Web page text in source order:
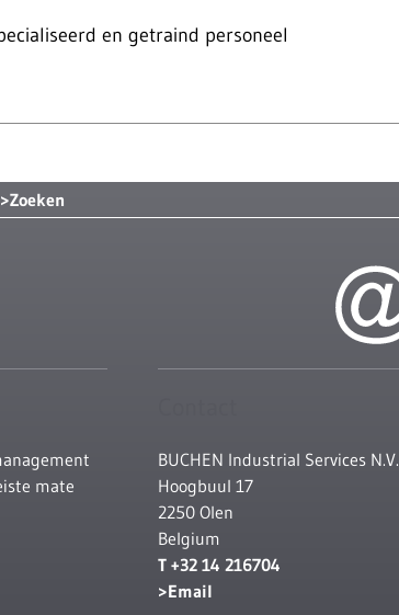
en getraind personeel
Zoeken
mate
BUCHEN Industrial Services N.V.
Hoogbuul 17
2250 Olen
Belgium
T +32 14 216704
Email